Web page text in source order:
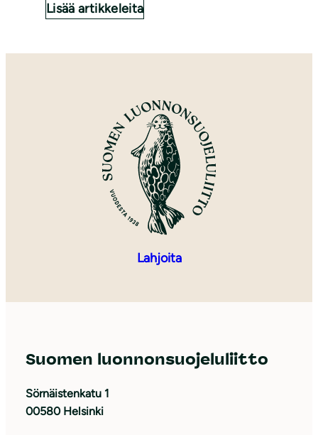
Lisää artikkeleita
Lahjoita
Suomen luonnonsuojeluliitto
Sörnäistenkatu 1
00580 Helsinki